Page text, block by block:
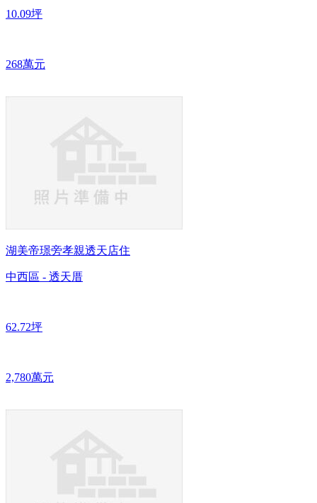
10.09坪
268萬元
湖美帝璟旁孝親透天店住
中西區 - 透天厝
62.72坪
2,780萬元